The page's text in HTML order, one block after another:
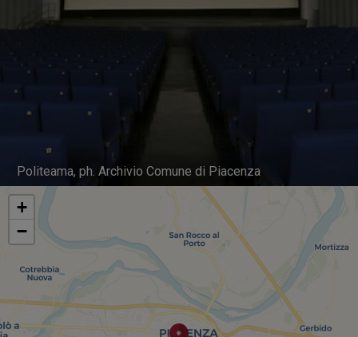
Politeama, ph. Archivio Comune di Piacenza
+
−